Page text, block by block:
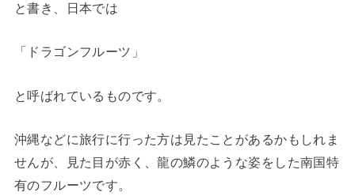
と書き、日本では
「ドラゴンフルーツ」
と呼ばれているものです。
沖縄などに旅行に行った方は見たことがあるかもしれま
せんが、見た目が赤く、龍の鱗のような姿をした南国特
有のフルーツです。